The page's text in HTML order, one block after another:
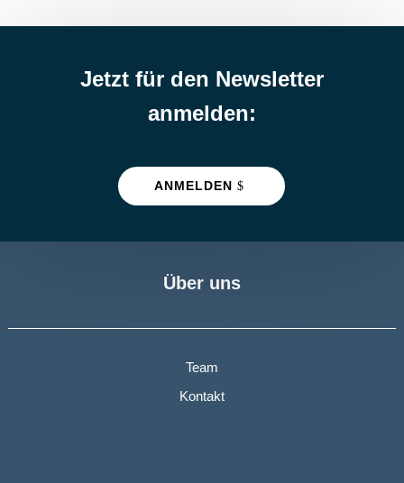
Jetzt für den Newsletter
anmelden:
ANMELDEN
Über uns
Team
Kontakt